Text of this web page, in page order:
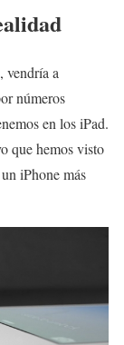
vendría a
números
en los iPad.
que hemos visto
iPhone más